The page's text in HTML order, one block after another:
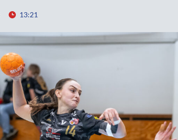
13:21